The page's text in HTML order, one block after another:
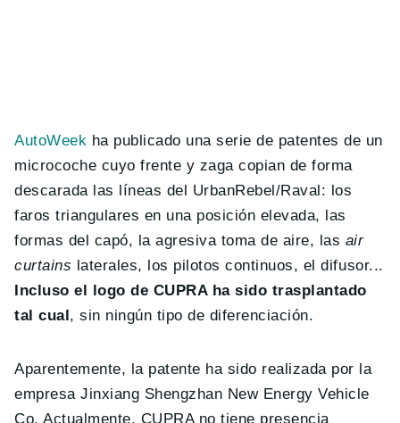
AutoWeek ha publicado una serie de patentes de un
microcoche cuyo frente y zaga copian de forma
descarada las líneas del UrbanRebel/Raval: los
faros triangulares en una posición elevada, las
formas del capó, la agresiva toma de aire, las air
curtains laterales, los pilotos continuos, el difusor...
Incluso el logo de CUPRA ha sido trasplantado
tal cual , sin ningún tipo de diferenciación.
Aparentemente, la patente ha sido realizada por la
empresa Jinxiang Shengzhan New Energy Vehicle
Co. Actualmente, CUPRA no tiene presencia